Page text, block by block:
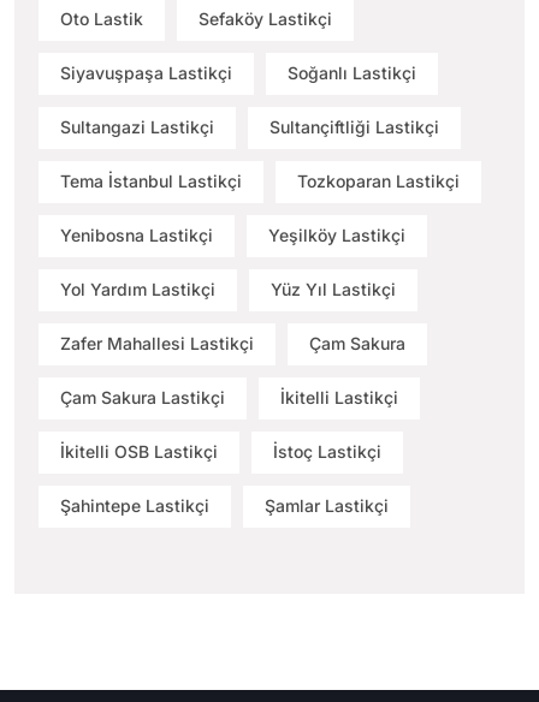
Oto Lastik Sefaköy Lastikçi
Siyavuşpaşa Lastikçi Soğanlı Lastikçi
Sultangazi Lastikçi Sultançiftliği Lastikçi
Tema İstanbul Lastikçi Tozkoparan Lastikçi
Yenibosna Lastikçi Yeşilköy Lastikçi
Yol Yardım Lastikçi Yüz Yıl Lastikçi
Zafer Mahallesi Lastikçi Çam Sakura
Çam Sakura Lastikçi İkitelli Lastikçi
İkitelli OSB Lastikçi İstoç Lastikçi
Şahintepe Lastikçi Şamlar Lastikçi